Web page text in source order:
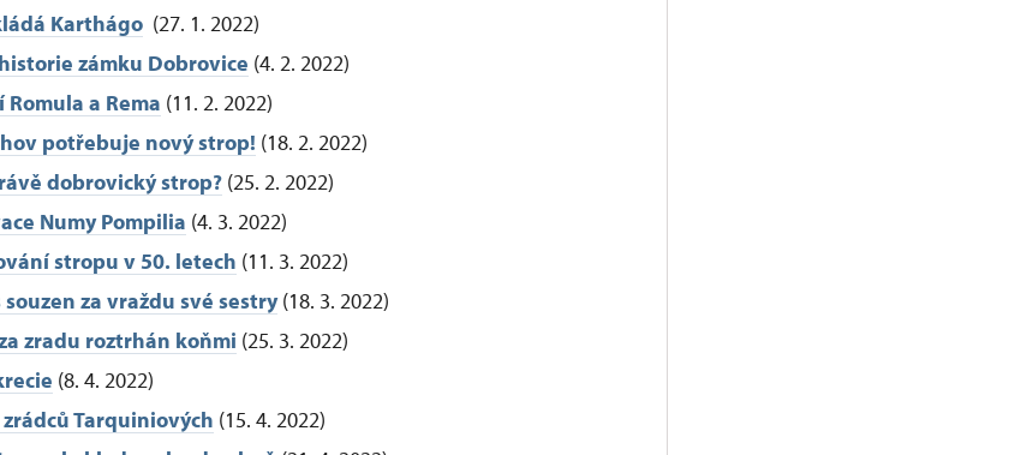
Karthágo (27. 1. 2022)
zámku Dobrovice (4. 2. 2022)
Romula a Rema (11. 2. 2022)
potřebuje nový strop! (18. 2. 2022)
dobrovický strop? (25. 2. 2022)
Numy Pompilia (4. 3. 2022)
stropu v 50. letech (11. 3. 2022)
za vraždu své sestry(18. 3. 2022)
zradu roztrhán koňmi (25. 3. 2022)
(8. 4. 2022)
Tarquiniových (15. 4. 2022)